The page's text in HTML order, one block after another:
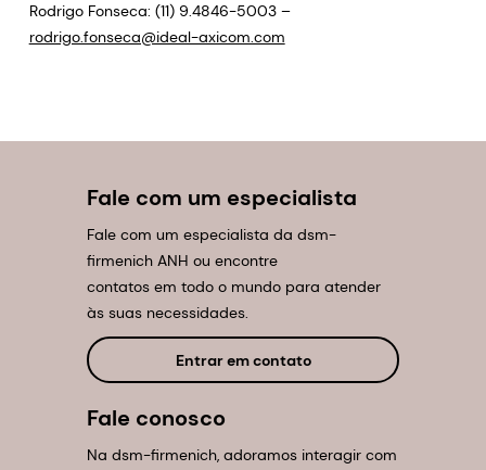
Rodrigo Fonseca: (11) 9.4846-5003 –
rodrigo.fonseca@ideal-axicom.com
Fale com um especialista
Fale com um especialista da dsm-
firmenich ANH ou encontre
contatos em todo o mundo para atender
às suas necessidades.
Entrar em contato
Fale conosco
Na dsm-firmenich, adoramos interagir com